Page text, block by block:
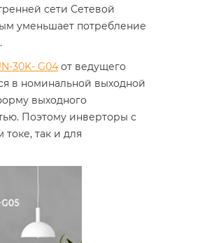
сети Сетевой
уменьшает потребление
30K- G04от ведущего
в номинальной выходной
выходного
Поэтому инверторы с
так и для